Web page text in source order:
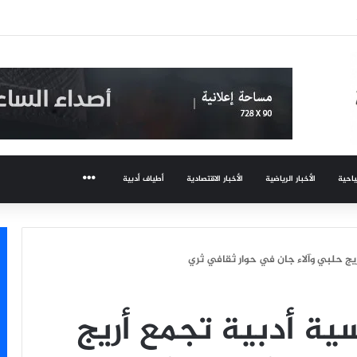
الأخبار الرياضية الأخبار الاقتصادية أطياف أدبية
حلبي وآلاء جان في حوار ثقافي ثري
أدبية تجمع أريج